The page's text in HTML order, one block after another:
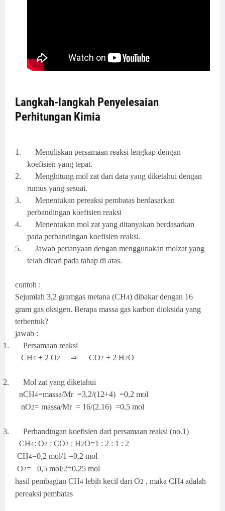
Langkah-langkah Penyelesaian
Perhitungan Kimia
1.
Menuliskan persamaan reaksi lengkap dengan
koefisien yang tepat.
2.
Menghitung mol zat dari data yang diketahui dengan
rumus yang sesuai.
3.
Menentukan pereaksi pembatas berdasarkan
perbandingan koefisien reaksi
4.
Menentukan mol zat yang ditanyakan berdasarkan
pada perbandingan koefisien reaksi.
5.
Jawab pertanyaan dengan menggunakan molzat yang
telah dicari pada tahap di atas.
contoh :
Sejumlah 3,2 gramgas metana (CH4) dibakar dengan 16
gram gas oksigen. Berapa massa gas karbon dioksida yang
terbentuk?
jawab :
1.
Persamaan reaksi
CH4 + 2 O2 ⇒ CO2 + 2 H2O
2.
Mol zat yang diketahui
nCH4=massa/Mr =3,2/(12+4) =0,2 mol
nO2= massa/Mr = 16/(2.16) =0,5 mol
3.
Perbandingan koefisien dari persamaan reaksi (no.1)
CH4: O2 : CO2 : H2O=1 : 2 : 1 : 2
CH4=0,2 mol/1 =0,2 mol
O2= 0,5 mol/2=0,25 mol
hasil pembagian CH4 lebih kecil dari O2 , maka CH4 adalah
pereaksi pembatas